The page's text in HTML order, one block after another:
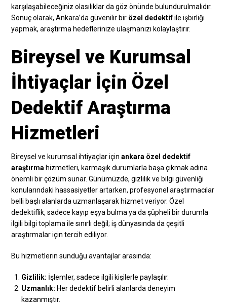
karşılaşabileceğiniz olasılıklar da göz önünde bulundurulmalıdır.
Sonuç olarak, Ankara’da güvenilir bir özel dedektifile işbirliği
yapmak, araştırma hedeflerinize ulaşmanızı kolaylaştırır.
Bireysel ve Kurumsal
İhtiyaçlar İçin Özel
Dedektif Araştırma
Hizmetleri
Bireysel ve kurumsal ihtiyaçlar içinankara özel dedektif
araştırma hizmetleri, karmaşık durumlarla başa çıkmak adına
önemli bir çözüm sunar. Günümüzde, gizlilik ve bilgi güvenliği
konularındaki hassasiyetler artarken, profesyonel araştırmacılar
belli başlı alanlarda uzmanlaşarak hizmet veriyor. Özel
dedektiflik, sadece kayıp eşya bulma ya da şüpheli bir durumla
ilgili bilgi toplama ile sınırlı değil; iş dünyasında da çeşitli
araştırmalar için tercih ediliyor.
Bu hizmetlerin sunduğu avantajlar arasında:
Gizlilik: İşlemler, sadece ilgili kişilerle paylaşılır.
Uzmanlık: Her dedektif belirli alanlarda deneyim
kazanmıştır.